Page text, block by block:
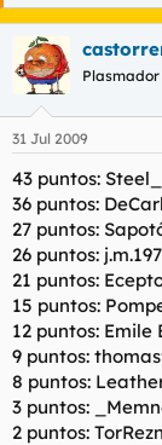
c
a
d
o
r
d
l
e
m
a
31 Jul 2009
43 puntos:
36 puntos:
27 puntos:
26 puntos:
21 puntos:
15 puntos:
12 puntos: Emile
9 puntos:
8 puntos:
3 puntos:
2 puntos: